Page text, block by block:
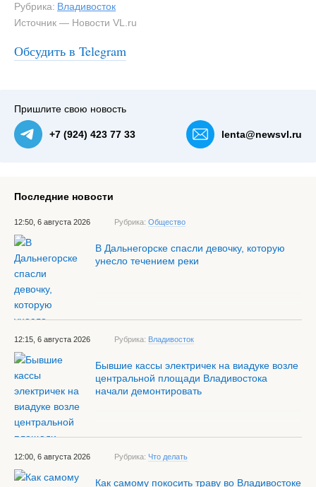
Рубрика: Владивосток
Источник — Новости VL.ru
Обсудить в Telegram
Пришлите свою новость
+7 (924) 423 77 33 lenta@newsvl.ru
Последние новости
12:50, 6 августа 2026 Рубрика: Общество
В Дальнегорске спасли девочку, которую
унесло течением реки
12:15, 6 августа 2026 Рубрика: Владивосток
Бывшие кассы электричек на виадуке возле
центральной площади Владивостока
начали демонтировать
12:00, 6 августа 2026 Рубрика: Что делать
Как самому покосить траву во Владивостоке